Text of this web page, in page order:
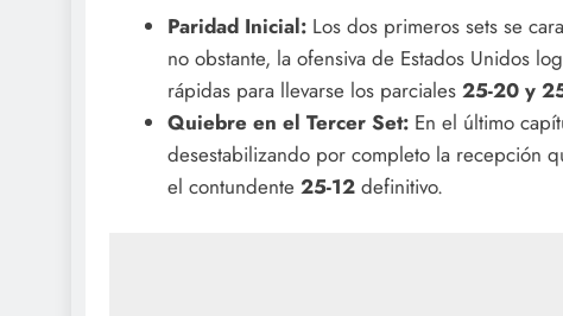
Paridad Inicial:Los dos primeros sets se
no obstante, la ofensiva de Estados Unidos
rápidas para llevarse los parciales 25-20 y
Quiebre en el Tercer Set:En el último
desestabilizando por completo la recepción
el contundente 25-12definitivo.